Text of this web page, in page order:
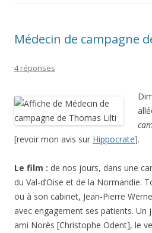
Médecin de campagne
4 réponses
[revoir mon avis sur Hippocrate].
Le film : de nos jours, dans une
du Val-d’Oise et de la Normandie.
ou à son cabinet, Jean-Pierre
avec engagement ses patients.
ami Norès [Christophe Odent], le